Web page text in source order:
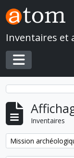
Skip to main content
Inventaires et
Toggle
Inventaires
Remove filter:
Mission